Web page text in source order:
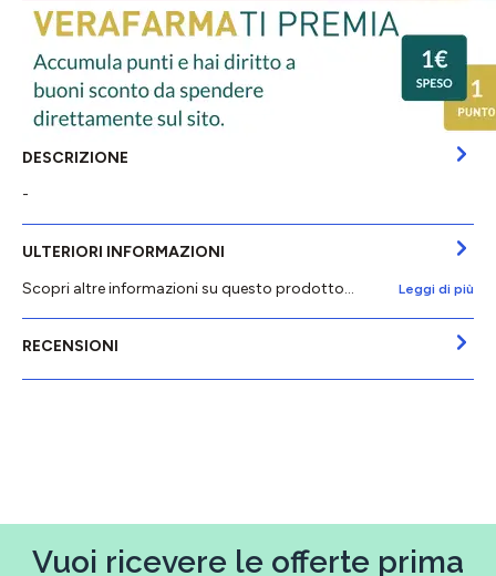
DESCRIZIONE
-
ULTERIORI INFORMAZIONI
Scopri altre informazioni su questo prodotto...
Leggi di più
RECENSIONI
Vuoi ricevere le offerte prima